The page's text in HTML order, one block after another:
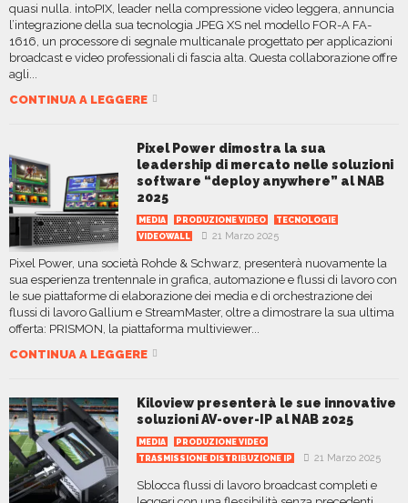
quasi nulla. intoPIX, leader nella compressione video leggera, annuncia
l’integrazione della sua tecnologia JPEG XS nel modello FOR-A FA-
1616, un processore di segnale multicanale progettato per applicazioni
broadcast e video professionali di fascia alta. Questa collaborazione offre
agli...
CONTINUA A LEGGERE
Pixel Power dimostra la sua
leadership di mercato nelle soluzioni
software “deploy anywhere” al NAB
2025
MEDIA PRODUZIONE VIDEO
TECNOLOGIE
VIDEOWALL
21 Marzo 2025
Pixel Power, una società Rohde & Schwarz, presenterà nuovamente la
sua esperienza trentennale in grafica, automazione e flussi di lavoro con
le sue piattaforme di elaborazione dei media e di orchestrazione dei
flussi di lavoro Gallium e StreamMaster, oltre a dimostrare la sua ultima
offerta: PRISMON, la piattaforma multiviewer...
CONTINUA A LEGGERE
Kiloview presenterà le sue innovative
soluzioni AV-over-IP al NAB 2025
MEDIA
PRODUZIONE VIDEO
TRASMISSIONE DISTRIBUZIONE IP
21 Marzo 2025
Sblocca flussi di lavoro broadcast completi e